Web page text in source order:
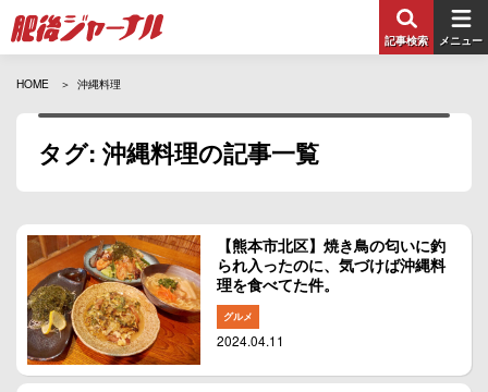
記事検索 メニュー
HOME 沖縄料理
タグ: 沖縄料理の記事一覧
【熊本市北区】焼き鳥の匂いに釣
られ入ったのに、気づけば沖縄料
理を食べてた件。
グルメ
2024.04.11